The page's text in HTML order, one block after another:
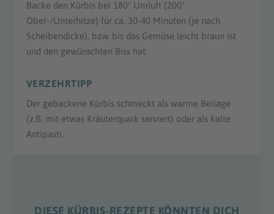
Backe den Kürbis bei 180° Umluft (200°
Ober-/Unterhitze) für ca. 30-40 Minuten (je nach
Scheibendicke), bzw. bis das Gemüse leicht braun ist
und den gewünschten Biss hat.
VERZEHRTIPP
Der gebackene Kürbis schmeckt als warme Beilage
(z.B. mit etwas Kräuterquark serviert) oder als kalte
Antipasti.
DIESE KÜRBIS-REZEPTE KÖNNTEN DICH